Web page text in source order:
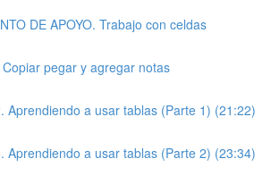
DE APOYO. Trabajo con celdas
Copiar pegar y agregar notas
Aprendiendo a usar tablas (Parte 1) (21:22)
Aprendiendo a usar tablas (Parte 2) (23:34)